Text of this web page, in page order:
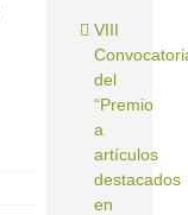
VIII
del
“Premio
a
artículos
destacados
en